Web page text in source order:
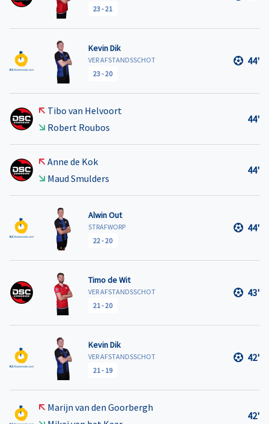
23-21
Kevin Dik
VER AFSTANDSSCHOT
23-20
44'
Tibo van Helvoort
Robert Roubos
44'
Anne de Kok
Maud Smulders
44'
Alwin Out
STRAFWORP
22-20
44'
Timo de Wit
VER AFSTANDSSCHOT
21-20
43'
Kevin Dik
VER AFSTANDSSCHOT
21- 19
42'
Marijn van den Goorbergh
42'